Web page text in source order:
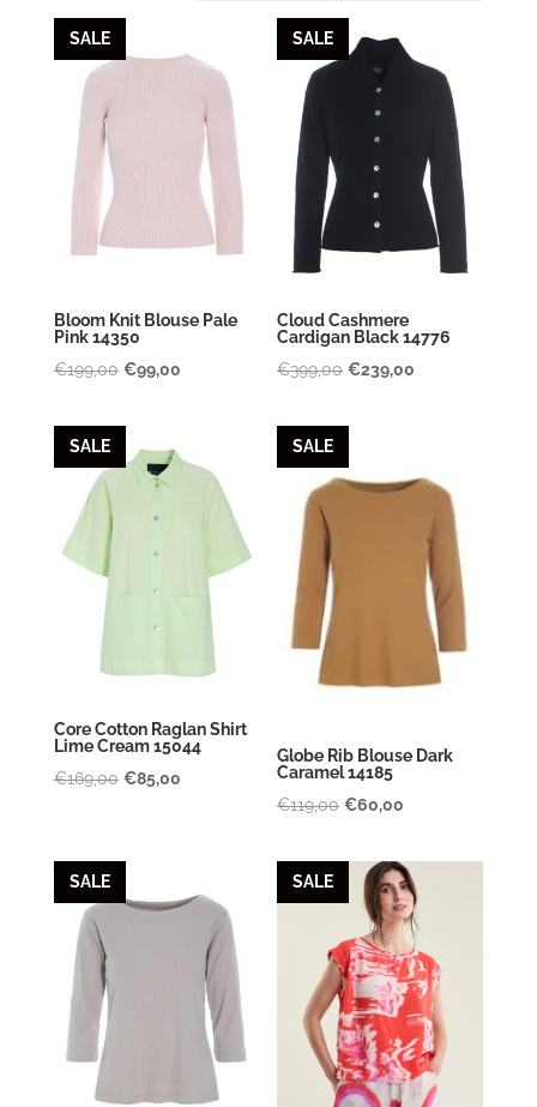
SALE
Bloom Knit Blouse Pale
Pink 14350
€199,00 Oorspronkelijke
was:
€199,00.
€99,00Huidige
€99,00.
SALE
Cloud Cashmere
Cardigan Black 14776
€399,00 Oorspronkelijke
was:
€239,00
SALE
Core Cotton Raglan Shirt
Lime Cream 15044
€169,00 Oorspronkelijke
€85,00Huidige
SALE
Globe Rib Blouse Dark
Caramel 14185
€119,00 Oorspronkelijke
was:
€119,00.
€60,00
is:
€60,00.
SALE SALE